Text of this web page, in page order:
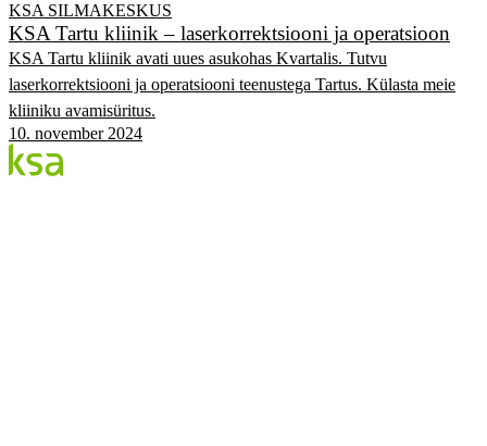
KSA SILMAKESKUS
KSA Tartu kliinik – laserkorrektsiooni ja operatsioon
KSA Tartu kliinik avati uues asukohas Kvartalis. Tutvu
laserkorrektsiooni ja operatsiooni teenustega Tartus. Külasta meie
kliiniku avamisüritus.
10. november 2024